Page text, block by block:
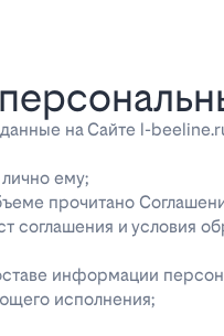
на Сайте l-
ему;
прочитано
соглашения и условия
информации
исполнения;